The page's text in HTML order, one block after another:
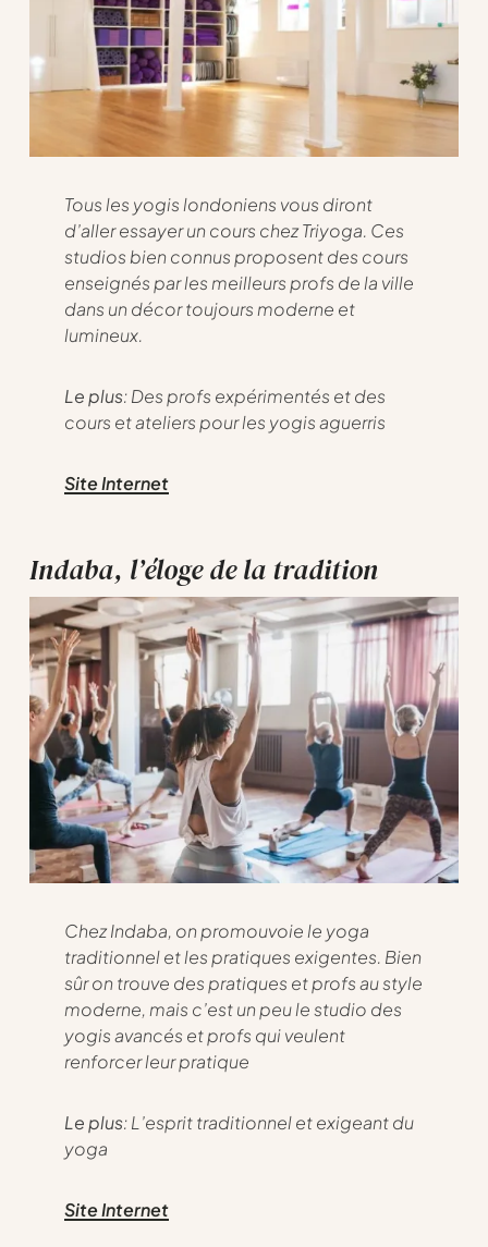
Tous les yogis londoniens vous diront
d’aller essayer un cours chez Triyoga. Ces
studios bien connus proposent des cours
enseignés par les meilleurs profs de la ville
dans un décor toujours moderne et
lumineux.
Le plus: Des profs expérimentés et des
cours et ateliers pour les yogis aguerris
Site Internet
Indaba, l’éloge de la tradition
Chez Indaba, on promouvoie le yoga
traditionnel et les pratiques exigentes. Bien
sûr on trouve des pratiques et profs au style
moderne, mais c’est un peu le studio des
yogis avancés et profs qui veulent
renforcer leur pratique
Le plus: L’esprit traditionnel et exigeant du
yoga
Site Internet